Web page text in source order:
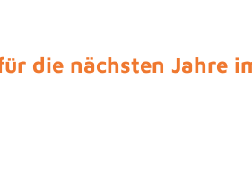
die nächsten Jahre